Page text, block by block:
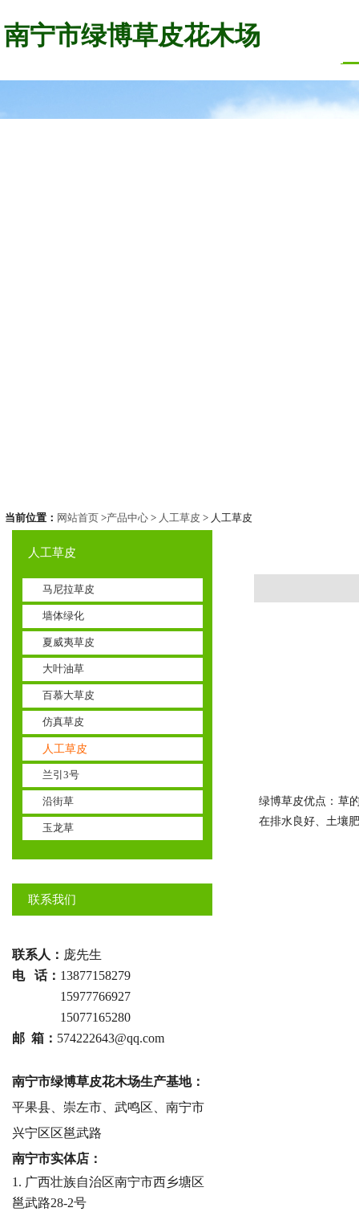
南宁市绿博草皮花木场
当前位置： 网站首页 >产品中心 > 人工草皮 > 人工草皮
人工草皮
马尼拉草皮
墙体绿化
夏威夷草皮
大叶油草
百慕大草皮
仿真草皮
人工草皮
兰引3号
沿街草
玉龙草
联系我们
联系人： 庞先生
电 话： 13877158279
15977766927
15077165280
邮 箱： 574222643@qq.com
南宁市绿博草皮花木场生产基地：
平果县、崇左市、武鸣区、南宁市
兴宁区区邕武路
南宁市实体店：
1. 广西壮族自治区南宁市西乡塘区
邕武路28-2号
绿博草皮优点：草
在排水良好、土壤